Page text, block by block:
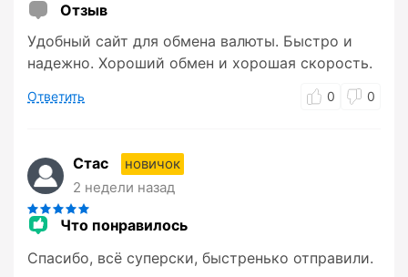
Отзыв
Удобный сайт для обмена валюты. Быстро и
надежно. Хороший обмен и хорошая скорость.
Ответить 0 0
Стас
новичок
2 недели назад
Что понравилось
Спасибо, всё суперски, быстренько отправили.